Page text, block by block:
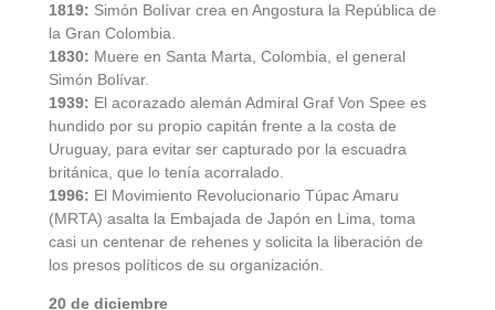
1819: Simón Bolívar crea en Angostura la República de
la Gran Colombia.
1830: Muere en Santa Marta, Colombia, el general
Simón Bolívar.
1939: El acorazado alemán Admiral Graf Von Spee es
hundido por su propio capitán frente a la costa de
Uruguay, para evitar ser capturado por la escuadra
británica, que lo tenía acorralado.
1996: El Movimiento Revolucionario Túpac Amaru
(MRTA) asalta la Embajada de Japón en Lima, toma
casi un centenar de rehenes y solicita la liberación de
los presos políticos de su organización.
20 de diciembre